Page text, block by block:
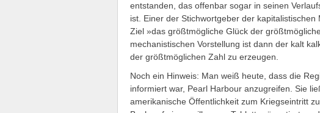
entstanden, das offenbar sogar in seinen
ist. Einer der Stichwortgeber der
Ziel »das größtmögliche Glück der
mechanistischen Vorstellung ist dann der kalt
der größtmöglichen Zahl zu erzeugen.
Noch ein Hinweis: Man weiß heute, dass die
informiert war, Pearl Harbour anzugreifen. Sie
amerikanische Öffentlichkeit zum Kriegseintritt